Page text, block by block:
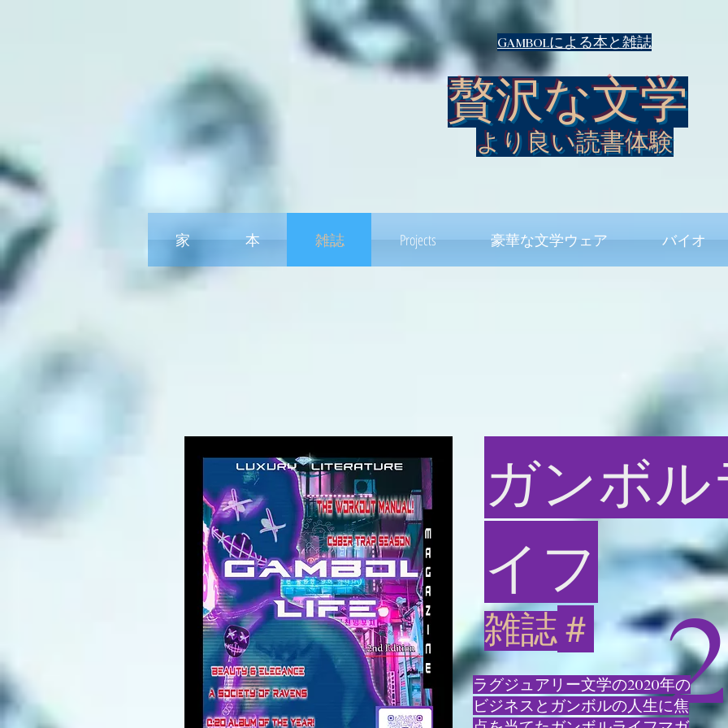
Gambolによる本と雑誌
贅沢な文学
より良い読書体験
家 本 雑誌 Projects 豪華な文学ウェア バイオ
ガンボ
イフ
雑誌 ＃ 2
ラグジュアリー文学の2020年の
ビジネスとガンボルの人生に焦